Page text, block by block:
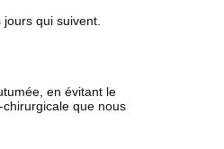
qui suivent.
en évitant le
que nous